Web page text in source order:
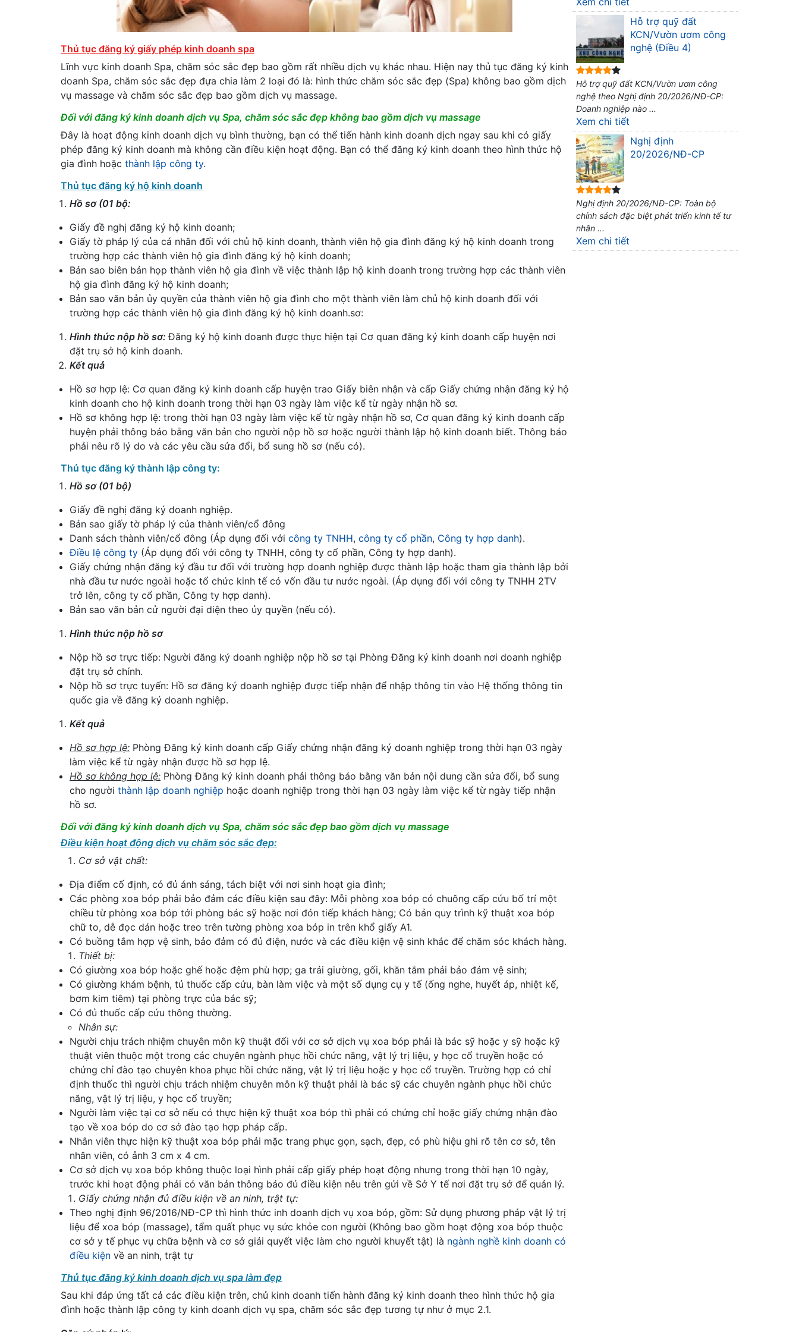
Thủ tục đăng ký giấy phép kinh doanh spa
Lĩnh vực kinh doanh Spa, chăm sóc sắc đẹp bao gồm rất nhiều dịch vụ khác nhau. Hiện nay thủ tục đăng ký kinh
doanh Spa, chăm sóc sắc đẹp đựa chia làm 2 loại đó là: hình thức chăm sóc sắc đẹp (Spa) không bao gồm dịch
vụ massage và chăm sóc sắc đẹp bao gồm dịch vụ massage.
Đối với đăng ký kinh doanh dịch vụ Spa, chăm sóc sắc đẹp không bao gồm dịch vụ massage
Đây là hoạt động kinh doanh dịch vụ bình thường, bạn có thể tiến hành kinh doanh dịch ngay sau khi có giấy
phép đăng ký kinh doanh mà không cần điều kiện hoạt động. Bạn có thể đăng ký kinh doanh theo hình thức hộ
gia đình hoặc thành lập công ty.
Thủ tục đăng ký hộ kinh doanh
Hồ sơ (01 bộ:
Giấy đề nghị đăng ký hộ kinh doanh;
Giấy tờ pháp lý của cá nhân đối với chủ hộ kinh doanh, thành viên hộ gia đình đăng ký hộ kinh doanh trong
trường hợp các thành viên hộ gia đình đăng ký hộ kinh doanh;
Bản sao biên bản họp thành viên hộ gia đình về việc thành lập hộ kinh doanh trong trường hợp các thành viên
hộ gia đình đăng ký hộ kinh doanh;
Bản sao văn bản ủy quyền của thành viên hộ gia đình cho một thành viên làm chủ hộ kinh doanh đối với
trường hợp các thành viên hộ gia đình đăng ký hộ kinh doanh.sơ:
Hình thức nộp hồ sơ:Đăng ký hộ kinh doanh được thực hiện tại Cơ quan đăng ký kinh doanh cấp huyện nơi
đặt trụ sở hộ kinh doanh.
Kết quả
Hồ sơ hợp lệ: Cơ quan đăng ký kinh doanh cấp huyện trao Giấy biên nhận và cấp Giấy chứng nhận đăng ký hộ
kinh doanh cho hộ kinh doanh trong thời hạn 03 ngày làm việc kể từ ngày nhận hồ sơ.
Hồ sơ không hợp lệ: trong thời hạn 03 ngày làm việc kể từ ngày nhận hồ sơ, Cơ quan đăng ký kinh doanh cấp
huyện phải thông báo bằng văn bản cho người nộp hồ sơ hoặc người thành lập hộ kinh doanh biết. Thông báo
phải nêu rõ lý do và các yêu cầu sửa đổi, bổ sung hồ sơ (nếu có).
Thủ tục đăng ký thành lập công ty:
Hồ sơ (01 bộ)
Giấy đề nghị đăng ký doanh nghiệp.
Bản sao giấy tờ pháp lý của thành viên/cổ đông
Danh sách thành viên/cổ đông (Áp dụng đối với công ty TNHH, công ty cổ phần, Công ty hợp danh).
Điều lệ công ty (Áp dụng đối với công ty TNHH, công ty cổ phần, Công ty hợp danh).
Giấy chứng nhận đăng ký đầu tư đối với trường hợp doanh nghiệp được thành lập hoặc tham gia thành lập bởi
nhà đầu tư nước ngoài hoặc tổ chức kinh tế có vốn đầu tư nước ngoài. (Áp dụng đối với công ty TNHH 2TV
trở lên, công ty cổ phần, Công ty hợp danh).
Bản sao văn bản cử người đại diện theo ủy quyền (nếu có).
Hình thức nộp hồ sơ
Nộp hồ sơ trực tiếp: Người đăng ký doanh nghiệp nộp hồ sơ tại Phòng Đăng ký kinh doanh nơi doanh nghiệp
đặt trụ sở chính.
Nộp hồ sơ trực tuyến: Hồ sơ đăng ký doanh nghiệp được tiếp nhận để nhập thông tin vào Hệ thống thông tin
quốc gia về đăng ký doanh nghiệp.
Kết quả
Hồ sơ hợp lệ: Phòng Đăng ký kinh doanh cấp Giấy chứng nhận đăng ký doanh nghiệp trong thời hạn 03 ngày
làm việc kể từ ngày nhận được hồ sơ hợp lệ.
Hồ sơ không hợp lệ: Phòng Đăng ký kinh doanh phải thông báo bằng văn bản nội dung cần sửa đổi, bổ sung
cho người thành lập doanh nghiệp hoặc doanh nghiệp trong thời hạn 03 ngày làm việc kể từ ngày tiếp nhận
hồ sơ.
Đối với đăng ký kinh doanh dịch vụ Spa, chăm sóc sắc đẹp bao gồm dịch vụ massage
Điều kiện hoạt động dịch vụ chăm sóc sắc đẹp:
Cơ sở vật chất:
Địa điểm cố định, có đủ ánh sáng, tách biệt với nơi sinh hoạt gia đình;
Các phòng xoa bóp phải bảo đảm các điều kiện sau đây: Mỗi phòng xoa bóp có chuông cấp cứu bố trí một
chiều từ phòng xoa bóp tới phòng bác sỹ hoặc nơi đón tiếp khách hàng; Có bản quy trình kỹ thuật xoa bóp
chữ to, dễ đọc dán hoặc treo trên tường phòng xoa bóp in trên khổ giấy A1.
Có buồng tắm hợp vệ sinh, bảo đảm có đủ điện, nước và các điều kiện vệ sinh khác để chăm sóc khách hàng.
Thiết bị:
Có giường xoa bóp hoặc ghế hoặc đệm phù hợp; ga trải giường, gối, khăn tắm phải bảo đảm vệ sinh;
Có giường khám bệnh, tủ thuốc cấp cứu, bàn làm việc và một số dụng cụ y tế (ống nghe, huyết áp, nhiệt kế,
bơm kim tiêm) tại phòng trực của bác sỹ;
Có đủ thuốc cấp cứu thông thường.
Nhân sự:
Người chịu trách nhiệm chuyên môn kỹ thuật đối với cơ sở dịch vụ xoa bóp phải là bác sỹ hoặc y sỹ hoặc kỹ
thuật viên thuộc một trong các chuyên ngành phục hồi chức năng, vật lý trị liệu, y học cổ truyền hoặc có
chứng chỉ đào tạo chuyên khoa phục hồi chức năng, vật lý trị liệu hoặc y học cổ truyền. Trường hợp có chỉ
định thuốc thì người chịu trách nhiệm chuyên môn kỹ thuật phải là bác sỹ các chuyên ngành phục hồi chức
năng, vật lý trị liệu, y học cổ truyền;
Người làm việc tại cơ sở nếu có thực hiện kỹ thuật xoa bóp thì phải có chứng chỉ hoặc giấy chứng nhận đào
tạo về xoa bóp do cơ sở đào tạo hợp pháp cấp.
Nhân viên thực hiện kỹ thuật xoa bóp phải mặc trang phục gọn, sạch, đẹp, có phù hiệu ghi rõ tên cơ sở, tên
nhân viên, có ảnh 3 cm x 4 cm.
Cơ sở dịch vụ xoa bóp không thuộc loại hình phải cấp giấy phép hoạt động nhưng trong thời hạn 10 ngày,
trước khi hoạt động phải có văn bản thông báo đủ điều kiện nêu trên gửi về Sở Y tế nơi đặt trụ sở để quản lý.
Giấy chứng nhận đủ điều kiện về an ninh, trật tự:
Theo nghị định 96/2016/NĐ-CP thì hình thức inh doanh dịch vụ xoa bóp, gồm: Sử dụng phương pháp vật lý trị
liệu để xoa bóp (massage), tẩm quất phục vụ sức khỏe con người (Không bao gồm hoạt động xoa bóp thuộc
cơ sở y tế phục vụ chữa bệnh và cơ sở giải quyết việc làm cho người khuyết tật) là ngành nghề kinh doanh có
điều kiện về an ninh, trật tự
Thủ tục đăng ký kinh doanh dịch vụ spa làm đẹp
Sau khi đáp ứng tất cả các điều kiện trên, chủ kinh doanh tiến hành đăng ký kinh doanh theo hình thức hộ gia
đình hoặc thành lập công ty kinh doanh dịch vụ spa, chăm sóc sắc đẹp tương tự như ở mục 2.1.
Hỗ trợ quỹ đất
KCN/Vườn ươm công
nghệ (Điều 4)
Hỗ trợ quỹ đất KCN/Vườn ươm công
nghệ theo Nghị định 20/2026/NĐ-CP:
Doanh nghiệp nào ...
Xem chi tiết
Nghị định
20/2026/NĐ-CP
Nghị định 20/2026/NĐ-CP: Toàn bộ
chính sách đặc biệt phát triển kinh tế tư
nhân ...
Xem chi tiết